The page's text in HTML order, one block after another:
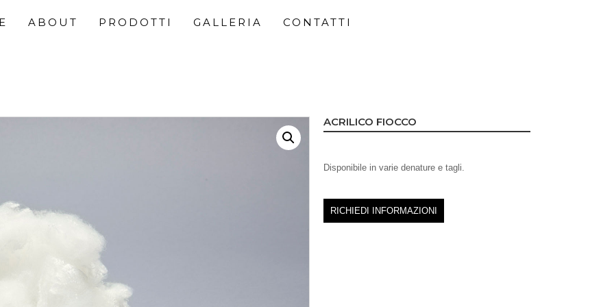
ABOUT PRODOTTI GALLERIA CONTATTI
ACRILICO FIOCCO
Disponibile in varie denature e tagli.
RICHIEDI INFORMAZIONI